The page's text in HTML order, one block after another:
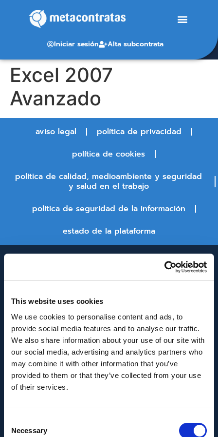
This website uses cookies
We use cookies to personalise content and ads, to
provide social media features and to analyse our traffic.
We also share information about your use of our site with
our social media, advertising and analytics partners who
may combine it with other information that you’ve
provided to them or that they’ve collected from your use
of their services.
Selection
Necessary
Iniciar sesión Alta subcontrata
Excel 2007
Avanzado
aviso legal
política de privacidad
política de cookies
política de calidad, medioambiente y seguridad
y salud en el trabajo
política de seguridad de la información
estado de la plataforma
INNOVACIÓN Y DESARROLLO DE ANDALUCÍA
IDEA
Se ha recibido un incentivo de la Agencia de
Innovación y Desarrollo de Andalucía IDEA, de la
43.802,59€, cofinanciado en un 80% por la Unión